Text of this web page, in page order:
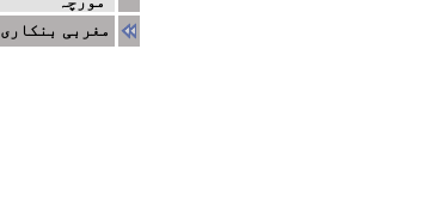
مغربی بنکاری